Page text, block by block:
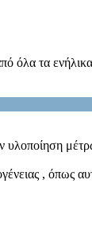
όλα τα
υλοποίηση
, όπως